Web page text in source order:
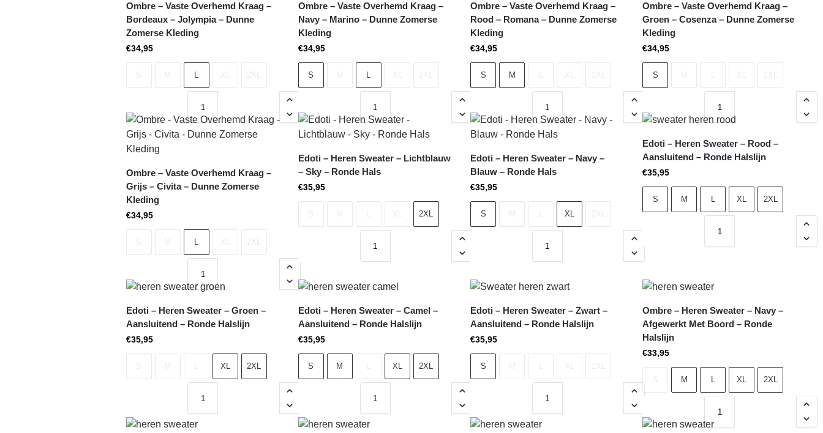
Ombre – Vaste Overhemd Kraag –
Bordeaux – Jolympia – Dunne
Zomerse Kleding
€34,95
L
Ombre – Vaste Overhemd Kraag –
Navy – Marino – Dunne Zomerse
Kleding
€34,95
S L
Ombre – Vaste Overhemd Kraag –
Rood – Romana – Dunne Zomerse
Kleding
€34,95
S M
Ombre – Vaste Overhemd Kraag –
Groen – Cosenza – Dunne Zomerse
Kleding
€34,95
S
Ombre – Vaste Overhemd Kraag –
Grijs – Civita – Dunne Zomerse
Kleding
€34,95
L
Edoti – Heren Sweater – Lichtblauw
– Sky – Ronde Hals
€35,95
2XL
Edoti – Heren Sweater – Navy –
Blauw – Ronde Hals
€35,95
S XL
Edoti – Heren Sweater – Rood –
Aansluitend – Ronde Halslijn
€35,95
S M L XL 2XL
Edoti – Heren Sweater – Groen –
Aansluitend – Ronde Halslijn
€35,95
XL 2XL
Edoti – Heren Sweater – Camel –
Aansluitend – Ronde Halslijn
€35,95
S M XL 2XL
Edoti – Heren Sweater – Zwart –
Aansluitend – Ronde Halslijn
€35,95
S
Ombre – Heren Sweater – Navy –
Afgewerkt Met Boord – Ronde
Halslijn
€33,95
M L XL 2XL